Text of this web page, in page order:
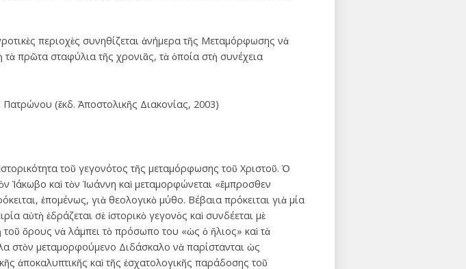
περιοχὲς συνηθίζεται ἀνήμερα τῆς Μεταμόρφωσης νὰ
τὰ πρῶτα σταφύλια τῆς χρονιᾶς, τὰ ὁποία στὴ συνέχεια
(ἔκδ. Ἀποστολικῆς Διακονίας, 2003)
τοῦ γεγονότος τῆς μεταμόρφωσης τοῦ Χριστοῦ. Ὁ
Ἰάκωβο καὶ τὸν Ἰωάννη καὶ μεταμορφώνεται «ἔμπροσθεν
ἑπομένως, γιὰ θεολογικὸ μύθο. Βέβαια πρόκειται γιὰ μία
αὐτὴ ἑδράζεται σὲ ἱστορικὸ γεγονὸς καὶ συνδέεται μὲ
ὅρους νὰ λάμπει τὸ πρόσωπο του «ὡς ὁ ἥλιος» καὶ τὰ
στὸν μεταμορφούμενο Διδάσκαλο νὰ παρίστανται ὡς
ἀποκαλυπτικῆς καὶ τῆς ἐσχατολογικῆς παράδοσης τοῦ